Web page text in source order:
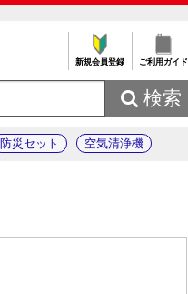
新規会員登録 ご利用ガイド
 検索
防災セット 空気清浄機